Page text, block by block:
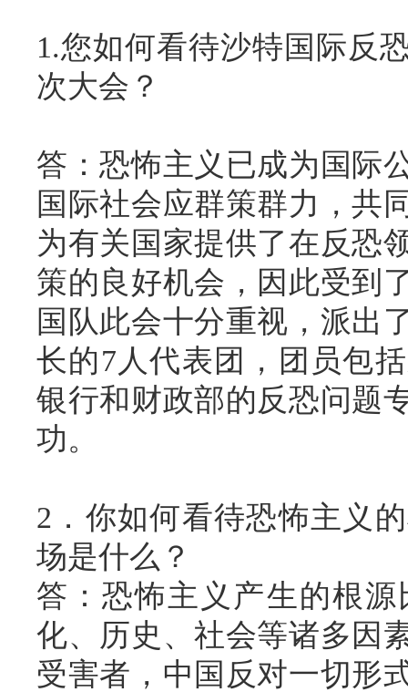
1.您如何看待沙特国际反
次大会？
答：恐怖主义已成为国际
国际社会应群策群力，共
为有关国家提供了在反恐
策的良好机会，因此受到
国队此会十分重视，派出
长的7人代表团，团员包
银行和财政部的反恐问题
功。
2．你如何看待恐怖主义
场是什么？
答：恐怖主义产生的根
化、历史、社会等诸多因
受害者，中国反对一切形